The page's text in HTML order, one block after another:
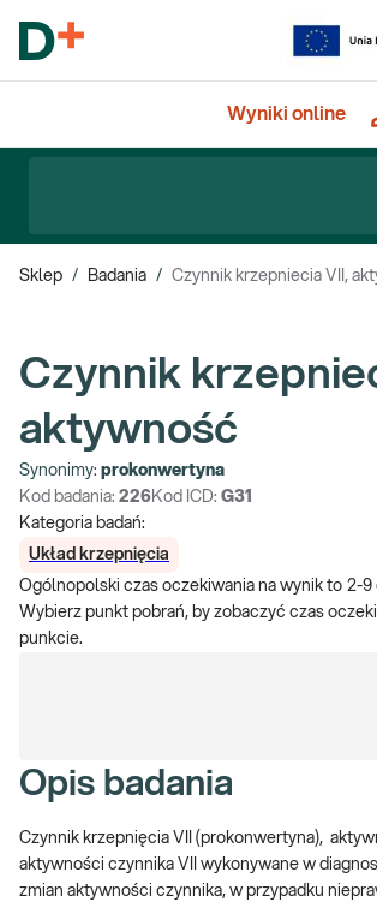
Wyniki online
Sklep / Badania / Czynnik krzepniecia VII,
Czynnik
aktywność
Synonimy: prokonwertyna
Kod badania: 226Kod ICD: G31
Kategoria badań:
Układ krzepnięcia
Ogólnopolski czas oczekiwania na wynik to 2-9
Wybierz punkt pobrań, by zobaczyć czas
punkcie.
Opis badania
Czynnik krzepnięcia VII (prokonwertyna),
aktywności czynnika VII wykonywane w
zmian aktywności czynnika, w przypadku